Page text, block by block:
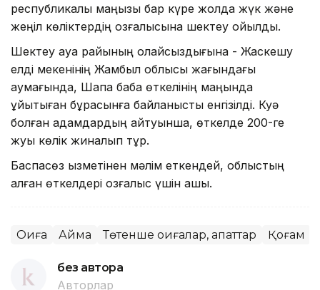
республикалық маңызы бар күре жолда жүк және
жеңіл көліктердің қозғалысына шектеу қойылды.
Шектеу ауа райының қолайсыздығына - Жаскешу
елді мекенінің Жамбыл облысы жағындағы
аумағында, Шақпақ баба өткелінің маңында
ұйытқыған бұрқасынға байланысты енгізілді. Куә
болған адамдардың айтуынша, өткелде 200-ге
жуық көлік жиналып тұр.
Баспасөз қызметінен мәлім еткендей, облыстың
қалған өткелдері қозғалыс үшін ашық.
Оқиға Аймақ Төтенше оқиғалар, апаттар Қоғам
без автора
Авторлар